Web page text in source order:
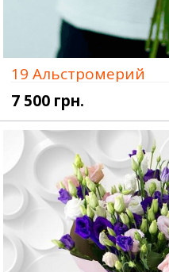
19 Альстромерий
7 500 грн.